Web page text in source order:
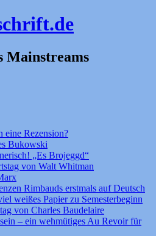
Mainstreams
eine Rezension?
Bukowski
„Es Brojeggd“
von Walt Whitman
Rimbauds erstmals auf Deutsch
weißes Papier zu Semesterbeginn
von Charles Baudelaire
– ein wehmütiges Au Revoir für